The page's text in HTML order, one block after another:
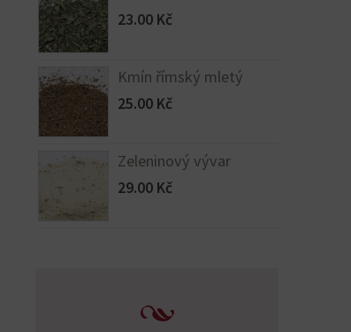
23.00 Kč
Kmín římský mletý
25.00 Kč
Zeleninový vývar
29.00 Kč